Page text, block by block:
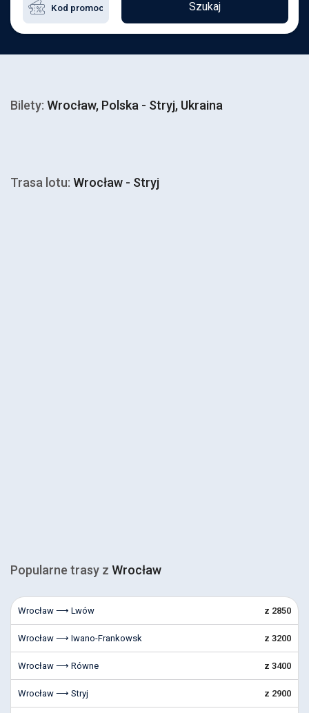
Szukaj
Bilety: Wrocław, Polska - Stryj, Ukraina
Trasa lotu: Wrocław - Stryj
Popularne trasy z Wrocław
Wrocław ⟶ Lwów z 2850
Wrocław ⟶ Iwano-Frankowsk z 3200
Wrocław ⟶ Równe z 3400
Wrocław ⟶ Stryj z 2900